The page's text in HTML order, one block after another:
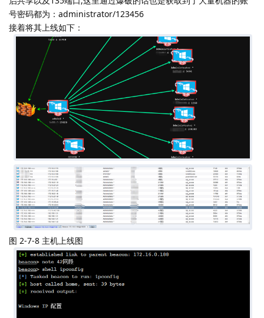
号密码都为：administrator/123456
接着将其上线如下：
图 2-7-8 主机上线图